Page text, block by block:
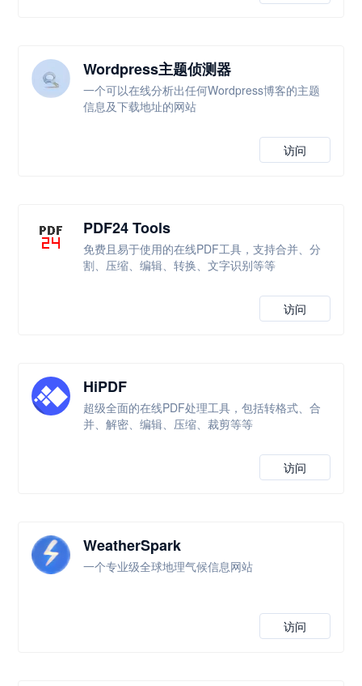
Wordpress主题侦测器
一个可以在线分析出任何Wordpress博客的主题
信息及下载地址的网站
访问
PDF24 Tools
免费且易于使用的在线PDF工具，支持合并、分
割、压缩、编辑、转换、文字识别等等
访问
HiPDF
超级全面的在线PDF处理工具，包括转格式、合
并、解密、编辑、压缩、裁剪等等
访问
WeatherSpark
一个专业级全球地理气候信息网站
访问